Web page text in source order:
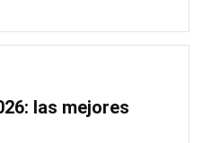
las mejores